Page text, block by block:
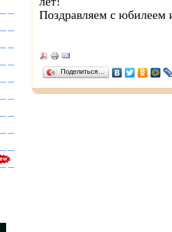
Поздравляем с юбилеем
Поделиться…